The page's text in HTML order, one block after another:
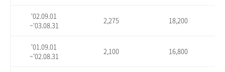
'02.09.01
~'03.08.31
2,275 18,200
'01.09.01
~'02.08.31
2,100 16,800